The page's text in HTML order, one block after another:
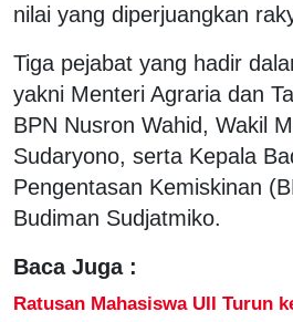
nilai yang diperjuangkan
Tiga pejabat yang hadir
yakni Menteri Agraria dan
BPN Nusron Wahid, Wakil
Sudaryono, serta Kepala
Pengentasan Kemiskinan
Budiman Sudjatmiko.
Baca Juga :
Ratusan Mahasiswa UII Turun